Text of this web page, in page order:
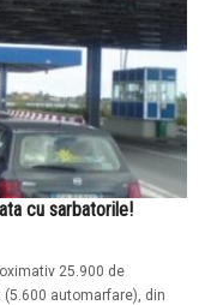
cu sarbatorile!
25.900 de
automarfare), din